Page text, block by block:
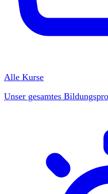
Alle Kurse
Unser gesamtes